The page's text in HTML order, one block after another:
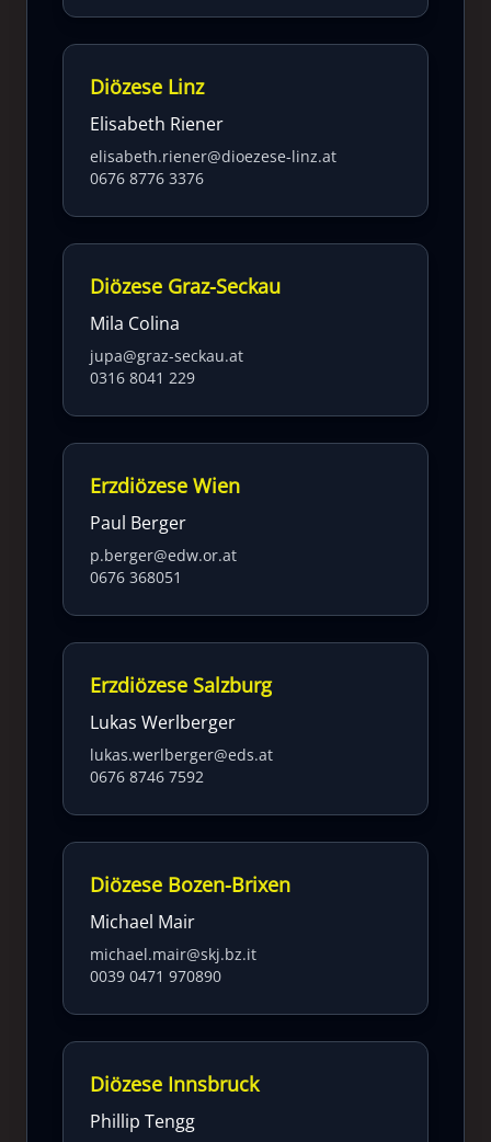
Diözese Linz
Elisabeth Riener
elisabeth.riener@dioezese-linz.at
0676 8776 3376
Diözese Graz-Seckau
Mila Colina
jupa@graz-seckau.at
0316 8041 229
Erzdiözese Wien
Paul Berger
p.berger@edw.or.at
0676 368051
Erzdiözese Salzburg
Lukas Werlberger
lukas.werlberger@eds.at
0676 8746 7592
Diözese Bozen-Brixen
Michael Mair
michael.mair@skj.bz.it
0039 0471 970890
Diözese Innsbruck
Phillip Tengg